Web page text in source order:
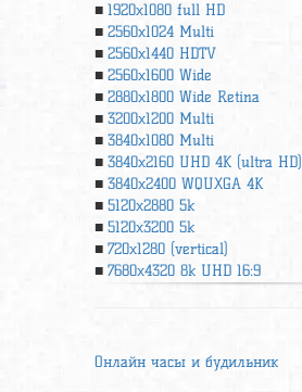
1920х1080 full HD
2560x1024 Multi
2560x1440 HDTV
2560x1600 Wide
2880x1800 Wide Retina
3200x1200 Multi
3840x1080 Multi
3840x2160 UHD 4К (ultra HD)
3840x2400 WQUXGA 4K
5120x2880 5k
5120x3200 5k
720x1280 (vertical)
7680x4320 8k UHD 16:9
Онлайн часы и будильник